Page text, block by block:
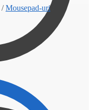
/Mousepad-uri/